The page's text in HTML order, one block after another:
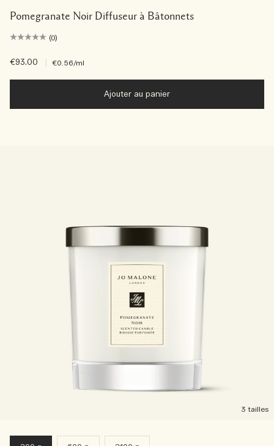
Pomegranate Noir Diffuseur à Bâtonnets
(0)
€93.00 €0.56/ml
Ajouter au panier
3 tailles